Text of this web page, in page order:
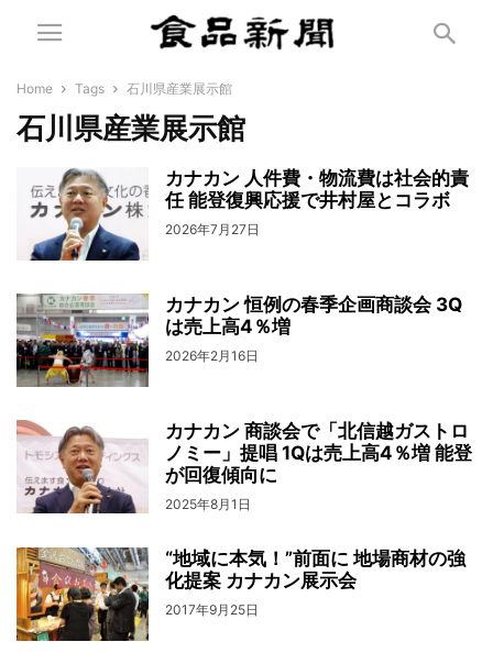
Home Tags 石川県産業展示館
石川県産業展示館
カナカン 人件費・物流費は社会的責
任 能登復興応援で井村屋とコラボ
2026年7月27日
カナカン 恒例の春季企画商談会 3Q
は売上高4％増
2026年2月16日
カナカン 商談会で「北信越ガストロ
ノミー」提唱 1Qは売上高4％増 能登
が回復傾向に
2025年8月1日
“地域に本気！”前面に 地場商材の強
化提案 カナカン展示会
2017年9月25日